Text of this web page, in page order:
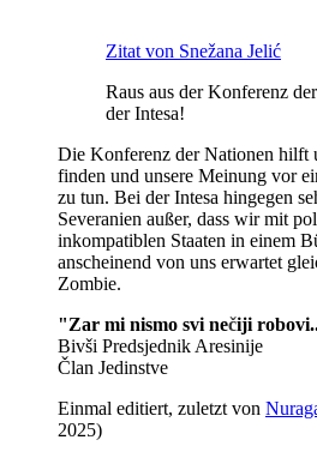
Zitat von Snežana Jelić
Raus aus der Konferenz
der Intesa!
Die Konferenz der Nationen hilft
finden und unsere Meinung vor
zu tun. Bei der Intesa hingegen
Severanien außer, dass wir mit
inkompatiblen Staaten in einem
anscheinend von uns erwartet
Zombie.
"Zar mi nismo svi nečiji
Bivši Predsjednik Aresinije
Član Jedinstve
Einmal editiert, zuletzt von
2025)